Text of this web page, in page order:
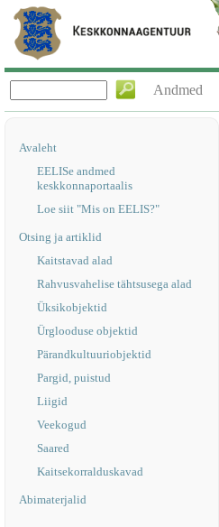
Andmed
Avaleht
EELISe andmed
keskkonnaportaalis
Loe siit "Mis on EELIS?"
Otsing ja artiklid
Kaitstavad alad
Rahvusvahelise tähtsusega alad
Üksikobjektid
Ürglooduse objektid
Pärandkultuuriobjektid
Pargid, puistud
Liigid
Veekogud
Saared
Kaitsekorralduskavad
Abimaterjalid